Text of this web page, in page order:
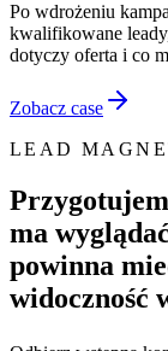
Po wdrożeniu
kwalifikowane
dotyczy oferta i co
Zobacz case
LEAD
ma
powinna
widoczność